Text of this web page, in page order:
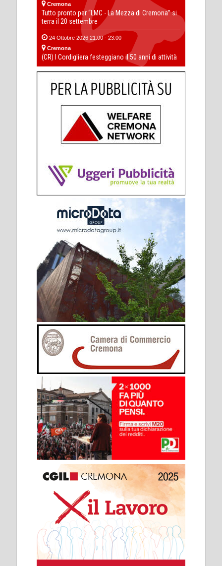
Cremona
Tutto pronto per “LMC - La Mezza di Cremona” si
terra il 20 settembre
24 Ottobre 2026 21:00 - 23:00
Cremona
(CR) I Cordigliera festeggiano il 50 anni di attività